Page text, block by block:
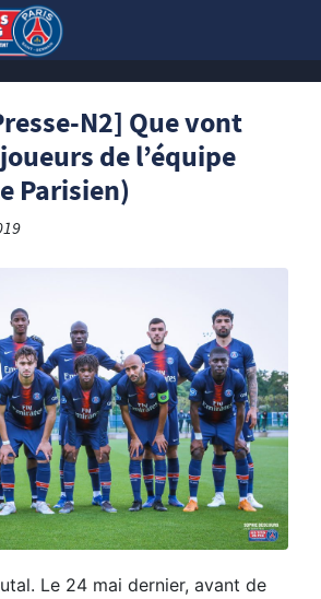
N2] Que vont
de l’équipe
Parisien)
Le 24 mai dernier, avant de